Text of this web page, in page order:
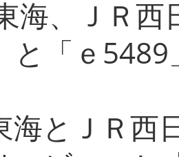
海、ＪＲ
と「ｅ
とＪＲ西